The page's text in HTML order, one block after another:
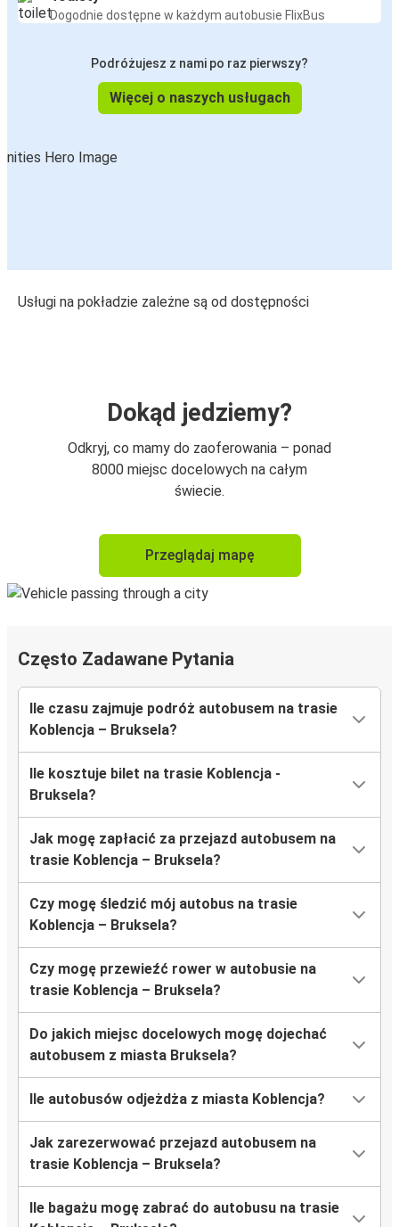
Dogodnie dostępne w każdym autobusie FlixBus
Podróżujesz z nami po raz pierwszy?
Więcej o naszych usługach
Usługi na pokładzie zależne są od dostępności
Dokąd jedziemy?
Odkryj, co mamy do zaoferowania – ponad
8000 miejsc docelowych na całym
świecie.
Przeglądaj mapę
Często Zadawane Pytania
Ile czasu zajmuje podróż autobusem na trasie
Koblencja – Bruksela?
Ile kosztuje bilet na trasie Koblencja -
Bruksela?
Jak mogę zapłacić za przejazd autobusem na
trasie Koblencja – Bruksela?
Czy mogę śledzić mój autobus na trasie
Koblencja – Bruksela?
Czy mogę przewieźć rower w autobusie na
trasie Koblencja – Bruksela?
Do jakich miejsc docelowych mogę dojechać
autobusem z miasta Bruksela?
Ile autobusów odjeżdża z miasta Koblencja?
Jak zarezerwować przejazd autobusem na
trasie Koblencja – Bruksela?
Ile bagażu mogę zabrać do autobusu na trasie